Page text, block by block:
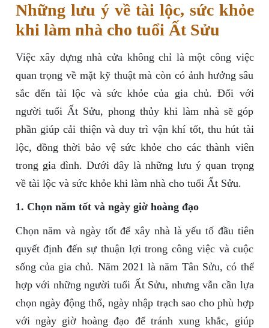
Những lưu ý về tài lộc, sức khỏe
khi làm nhà cho tuổi Ất Sửu
Việc xây dựng nhà cửa không chỉ là một công việc
quan trọng về mặt kỹ thuật mà còn có ảnh hưởng sâu
sắc đến tài lộc và sức khỏe của gia chủ. Đối với
người tuổi Ất Sửu, phong thủy khi làm nhà sẽ góp
phần giúp cải thiện và duy trì vận khí tốt, thu hút tài
lộc, đồng thời bảo vệ sức khỏe cho các thành viên
trong gia đình. Dưới đây là những lưu ý quan trọng
về tài lộc và sức khỏe khi làm nhà cho tuổi Ất Sửu.
1. Chọn năm tốt và ngày giờ hoàng đạo
Chọn năm và ngày tốt để xây nhà là yếu tố đầu tiên
quyết định đến sự thuận lợi trong công việc và cuộc
sống của gia chủ. Năm 2021 là năm Tân Sửu, có thể
hợp với những người tuổi Ất Sửu, nhưng vẫn cần lựa
chọn ngày động thổ, ngày nhập trạch sao cho phù hợp
với ngày giờ hoàng đạo để tránh xung khắc, giúp